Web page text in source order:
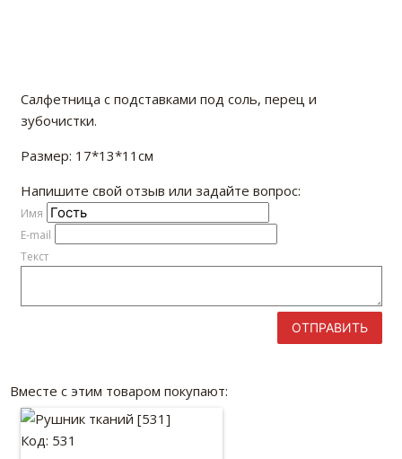
Салфетница с подставками под соль, перец и
зубочистки.
Размер: 17*13*11см
Напишите свой отзыв или задайте вопрос:
Имя
E-mail
Текст
ОТПРАВИТЬ
Вместе с этим товаром покупают:
Код: 531